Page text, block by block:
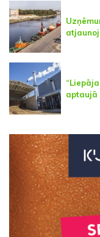
aptaujā